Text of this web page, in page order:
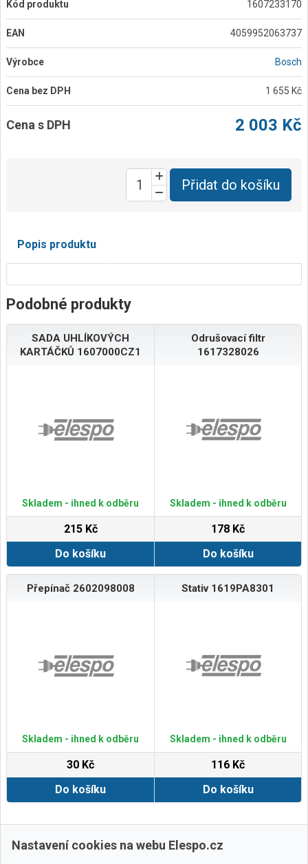
Kód produktu 1607233170
EAN 4059952063737
Výrobce Bosch
Cena bez DPH 1 655 Kč
Cena s DPH 2 003 Kč
Přidat do košíku
Popis produktu
Podobné produkty
SADA UHLÍKOVÝCH
KARTÁČKŮ 1607000CZ1
Skladem - ihned k odběru
215 Kč
Do košíku
Odrušovací filtr
1617328026
Skladem - ihned k odběru
178 Kč
Do košíku
Přepínač 2602098008
Skladem - ihned k odběru
30 Kč
Do košíku
Stativ 1619PA8301
Skladem - ihned k odběru
116 Kč
Do košíku
Zobrazit další
Nastavení cookies na webu Elespo.cz